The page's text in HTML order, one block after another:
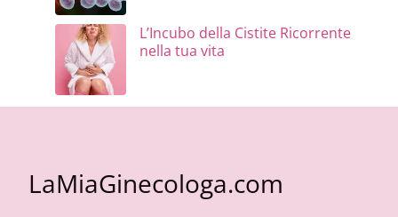
L’Incubo della Cistite Ricorrente
nella tua vita
LaMiaGinecologa.com